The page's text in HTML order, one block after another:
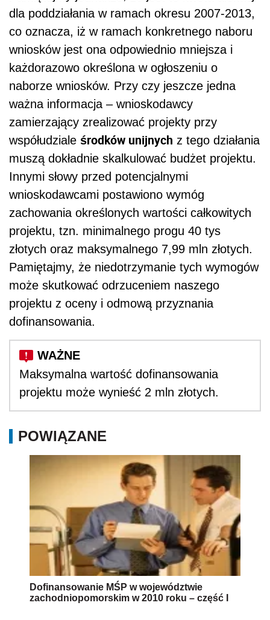
dla poddziałania w ramach okresu 2007-2013,
co oznacza, iż w ramach konkretnego naboru
wniosków jest ona odpowiednio mniejsza i
każdorazowo określona w ogłoszeniu o
naborze wniosków. Przy czy jeszcze jedna
ważna informacja – wnioskodawcy
zamierzający zrealizować projekty przy
współudziale środków unijnych z tego działania
muszą dokładnie skalkulować budżet projektu.
Innymi słowy przed potencjalnymi
wnioskodawcami postawiono wymóg
zachowania określonych wartości całkowitych
projektu, tzn. minimalnego progu 40 tys
złotych oraz maksymalnego 7,99 mln złotych.
Pamiętajmy, że niedotrzymanie tych wymogów
może skutkować odrzuceniem naszego
projektu z oceny i odmową przyznania
dofinansowania.
Maksymalna wartość dofinansowania
projektu może wynieść 2 mln złotych.
POWIĄZANE
Dofinansowanie MŚP w województwie
zachodniopomorskim w 2010 roku – część I